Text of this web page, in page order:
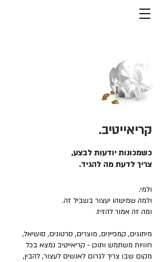
קריאייטיב.
כשמכונות יודעות לבצע,
צריך לדעת מה להגיד.
ולמי.
ולמה שמישהו יעצור בשביל זה.
ומה זה אמור להזיז.
מיתוגים, קמפיינים, מוצרים, סרטונים, סושיאל,
חוויות משתמש ותוכן - קריאייטיב נמצא בכל
מקום שבו צריך לגרום לאנשים לעצור, להבין,